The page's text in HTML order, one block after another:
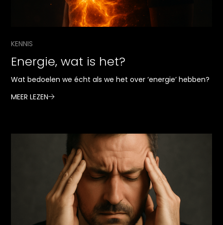
KENNIS
Energie, wat is het?
Wat bedoelen we écht als we het over ‘energie’ hebben?
MEER LEZEN